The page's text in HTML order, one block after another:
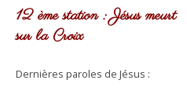
12 ème station : Jésus meurt
sur la Croix
Dernières paroles de Jésus :